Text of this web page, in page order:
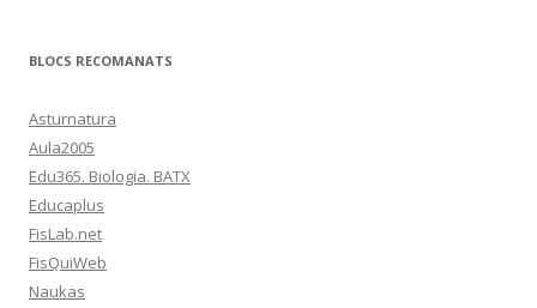
BLOCS RECOMANATS
Asturnatura
Aula2005
Edu365. Biologia. BATX
Educaplus
FisLab.net
FisQuiWeb
Naukas